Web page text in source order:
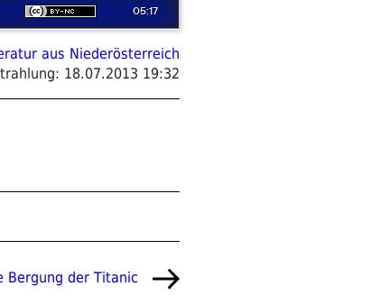
aus Niederösterreich
18.07.2013 19:32
Bergung der Titanic